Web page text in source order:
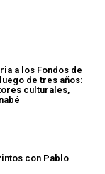
a los Fondos de
de tres años:
culturales,
con Pablo